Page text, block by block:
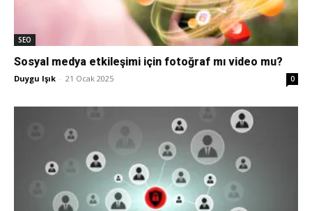
SEO
Sosyal medya etkileşimi için fotoğraf mı video mu?
Duygu Işık - 21 Ocak 2025 0